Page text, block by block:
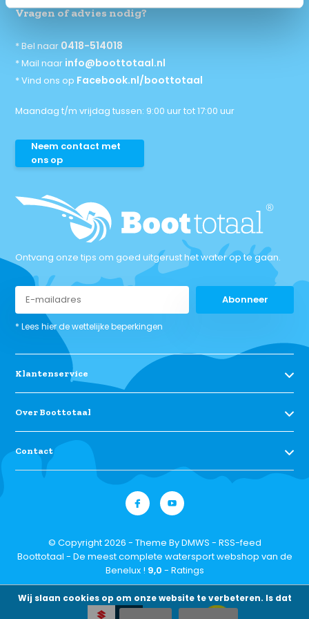
Vragen of advies nodig?
* Bel naar 0418-514018
* Mail naar info@boottotaal.nl
* Vind ons op Facebook.nl/boottotaal
Maandag t/m vrijdag tussen: 9:00 uur tot 17:00 uur
Neem contact met
ons op
Ontvang onze tips om goed uitgerust het water op te gaan.
Abonneer
* Lees hier de wettelijke beperkingen
Klantenservice
Over Boottotaal
Contact
© Copyright 2026 - Theme ByDMWS - RSS-feed
Boottotaal - De meest complete watersport webshop van de
Benelux ! 9,0 - Ratings
Wij slaan cookies op om onze website te verbeteren. Is dat